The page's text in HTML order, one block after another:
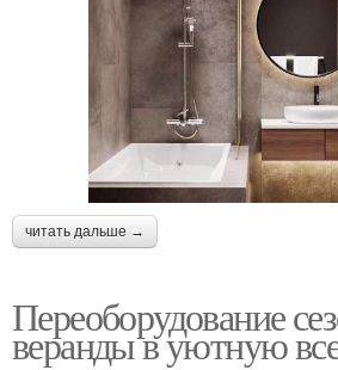
читать дальше →
Переоборудование
веранды в уютную